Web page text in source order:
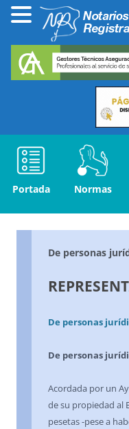
Portada Normas
De personas
De personas
De personas
Acordada por un
de su propiedad al
pesetas -pese a